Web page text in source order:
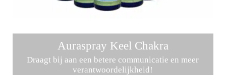
Auraspray Keel Chakra
Draagt bij aan een betere communicatie en meer
verantwoordelijkheid!